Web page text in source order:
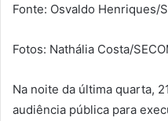
Fonte: Osvaldo Henriques/
Fotos: Nathália Costa/
Na noite da última quarta,
audiência pública para